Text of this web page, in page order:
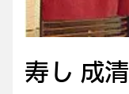
寿し 成清